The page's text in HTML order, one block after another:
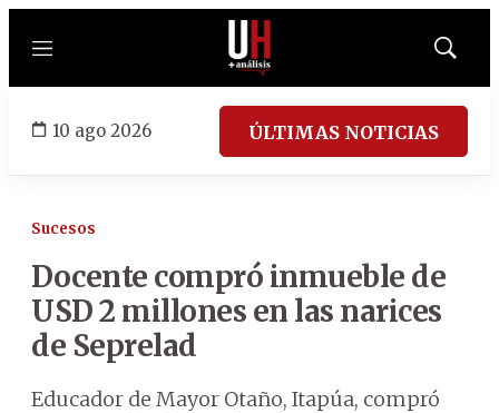
Menú
Mostrar
10 ago 2026 ÚLTIMAS NOTICIAS
Sucesos
Docente compró inmueble de
USD 2 millones en las narices
de Seprelad
Educador de Mayor Otaño, Itapúa, compró